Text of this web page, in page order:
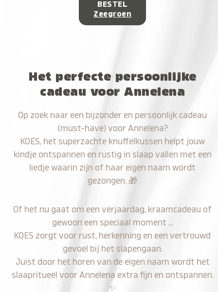
BESTEL
Zeegroen
Het perfecte persoonlijke
cadeau voor Annelena
Op zoek naar een bijzonder en persoonlijk cadeau
(must-have) voor Annelena?
KOES, het superzachte knuffelkussen helpt jouw
kindje ontspannen en rustig in slaap vallen met een
liedje waarin zijn of haar eigen naam wordt
gezongen. 🎁
Of het nu gaat om een verjaardag, kraamcadeau of
gewoon een speciaal moment …
KOES zorgt voor rust, herkenning en een vertrouwd
gevoel bij het slapengaan.
Juist door het horen van de eigen naam wordt het
slaapritueel voor Annelena extra fijn en ontspannen.
✨